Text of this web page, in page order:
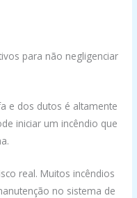
para não negligenciar
e dos dutos é altamente
iniciar um incêndio que
real. Muitos incêndios
no sistema de